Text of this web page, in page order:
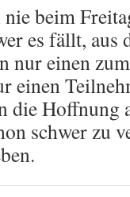
nie beim
es fällt, aus
nur einen
einen
die Hoffnung
schwer zu